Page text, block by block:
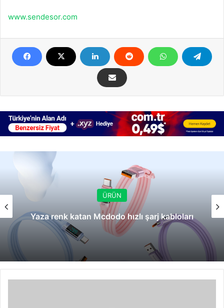
www.sendesor.com
ÜRÜN
Yaza renk katan Mcdodo hızlı şarj kabloları